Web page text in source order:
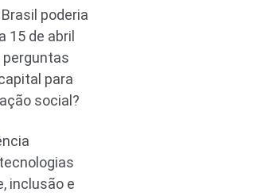
poderia
15 de abril
perguntas
para
social?
inclusão e